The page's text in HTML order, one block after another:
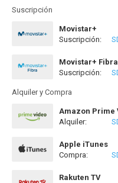
Suscripción
Movistar+
Disponible hasta
Suscripción:
Movistar+ Fibra
Disponible hasta
Suscripción:
Alquiler y Compra
Amazon Prime
Alquiler:
Apple iTunes
Compra:
Rakuten TV